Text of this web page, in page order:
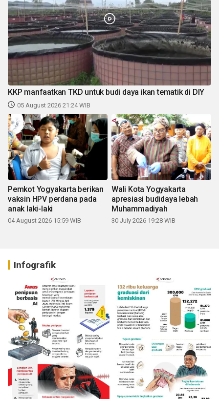
KKP manfaatkan TKD untuk budi daya ikan tematik di DIY
05 August 2026 21:24 WIB
Pemkot Yogyakarta berikan
vaksin HPV perdana pada
anak laki-laki
04 August 2026 15:59 WIB
Wali Kota Yogyakarta
apresiasi budidaya lebah
Muhammadiyah
30 July 2026 19:28 WIB
Infografik